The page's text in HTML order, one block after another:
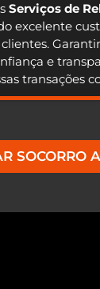
Serviços de
excelente
clientes.
e
transações
SOCORRO